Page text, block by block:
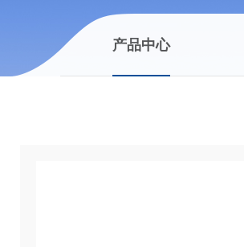
产品中心